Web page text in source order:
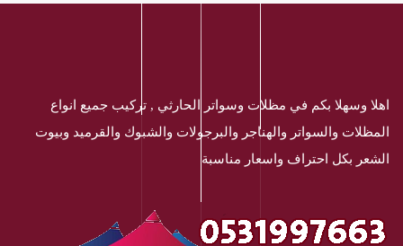
اهلا وسهلا بكم في مظلات وسواتر الحارثي , تركيب جميع انواع
المظلات والسواتر والهناجر والبرجولات والشبوك والقرميد وبيوت
الشعر بكل احتراف واسعار مناسبة